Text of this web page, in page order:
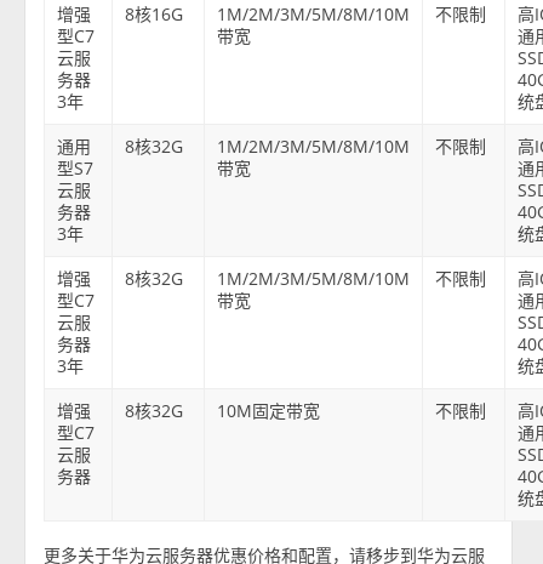
增强
型C7
云服
务器
3年
8核16G
1M/2M/3M/5M/8M/10M
带宽
不限制
高
通
统
通用
型S7
云服
务器
3年
8核32G
1M/2M/3M/5M/8M/10M
带宽
不限制
高
通
统
增强
型C7
云服
务器
3年
8核32G
1M/2M/3M/5M/8M/10M
带宽
不限制
高
通
统
增强
型C7
云服
务器
8核32G 10M固定带宽 不限制
高
通
统
更多关于华为云服务器优惠价格和配置，请移步到华为云服